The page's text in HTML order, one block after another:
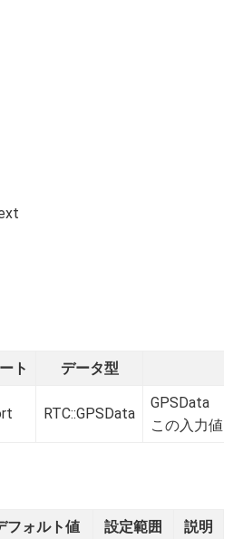
ト データ型
RTC::GPSData
GPSData
この入力値
フォルト値 設定範囲 説明